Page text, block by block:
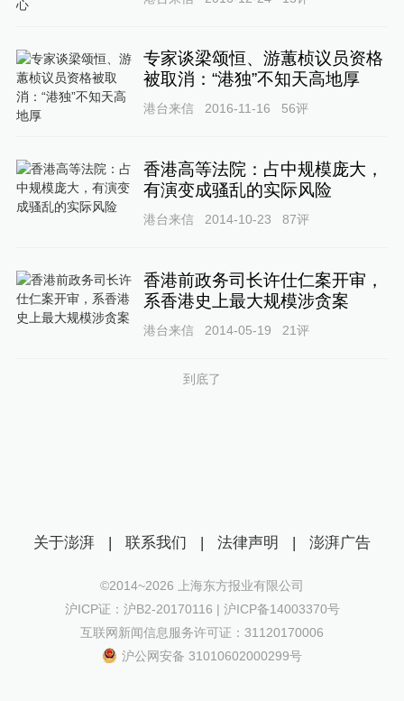
专家谈梁颂恒、游蕙桢议员资格
被取消：“港独”不知天高地厚
港台来信 2016-11-16 56评
香港高等法院：占中规模庞大，
有演变成骚乱的实际风险
港台来信 2014-10-23 87评
香港前政务司长许仕仁案开审，
系香港史上最大规模涉贪案
港台来信 2014-05-19 21评
到底了
关于澎湃 | 联系我们 | 法律声明 | 澎湃广告
©2014~2026 上海东方报业有限公司
沪ICP证：沪B2-20170116 | 沪ICP备14003370号
互联网新闻信息服务许可证：31120170006
沪公网安备 31010602000299号